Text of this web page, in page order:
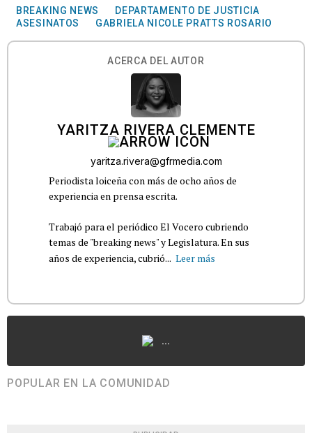
BREAKING NEWS
DEPARTAMENTO DE JUSTICIA
ASESINATOS
GABRIELA NICOLE PRATTS ROSARIO
ACERCA DEL AUTOR
YARITZA RIVERA CLEMENTE
yaritza.rivera@gfrmedia.com
Periodista loiceña con más de ocho años de
experiencia en prensa escrita.
Trabajó para el periódico El Vocero cubriendo
temas de "breaking news" y Legislatura. En sus
años de experiencia, cubrió... Leer más
...
POPULAR EN LA COMUNIDAD